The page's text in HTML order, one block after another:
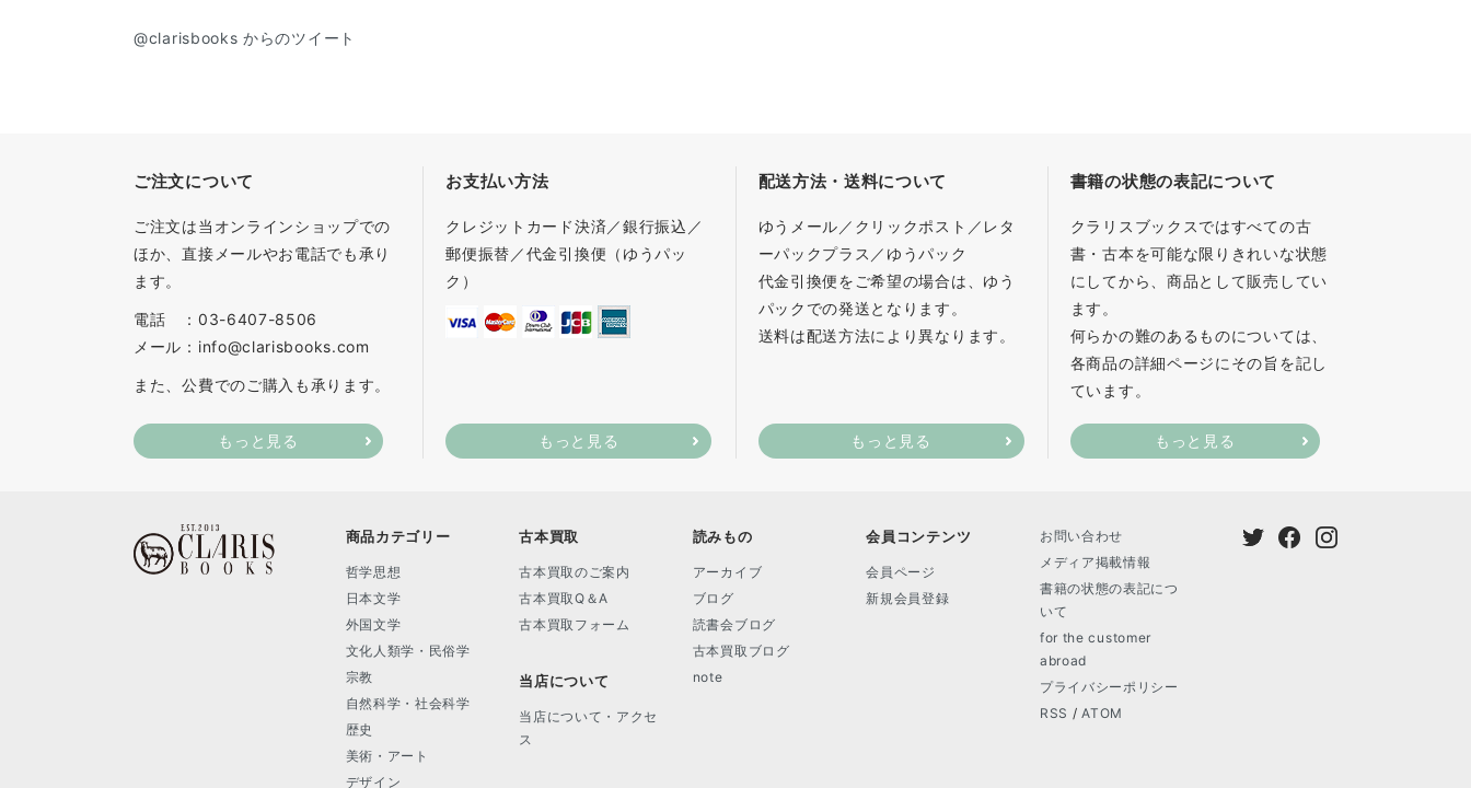
@clarisbooks からのツイート
ご注文について
ご注文は当オンラインショップでの
ほか、直接メールやお電話でも承り
ます。
電話 ：03-6407-8506
メール：info@clarisbooks.com
また、公費でのご購入も承ります。
もっと見る
お支払い方法
クレジットカード決済／銀行振込／
郵便振替／代金引換便（ゆうパッ
ク）
もっと見る
配送方法・送料について
ゆうメール／クリックポスト／レタ
ーパックプラス／ゆうパック
代金引換便をご希望の場合は、ゆう
パックでの発送となります。
送料は配送方法により異なります。
もっと見る
書籍の状態の表記について
クラリスブックスではすべての古
書・古本を可能な限りきれいな状態
にしてから、商品として販売してい
ます。
何らかの難のあるものについては、
各商品の詳細ページにその旨を記し
ています。
もっと見る
商品カテゴリー
哲学思想
日本文学
外国文学
文化人類学・民俗学
宗教
自然科学・社会科学
歴史
美術・アート
デザイン
古本買取
古本買取のご案内
古本買取Q＆A
古本買取フォーム
当店について
当店について・アクセ
ス
読みもの
アーカイブ
ブログ
読書会ブログ
古本買取ブログ
note
会員コンテンツ
会員ページ
新規会員登録
お問い合わせ
メディア掲載情報
書籍の状態の表記につ
いて
for the customer
abroad
プライバシーポリシー
RSS /ATOM